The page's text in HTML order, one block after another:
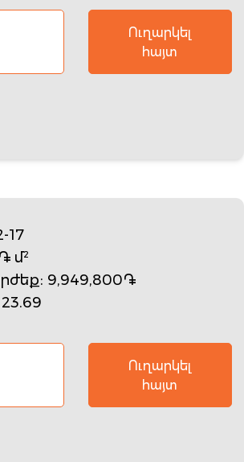
Ուղարկել
հայտ
17
մ²
: 9,949,800֏
Ուղարկել
հայտ